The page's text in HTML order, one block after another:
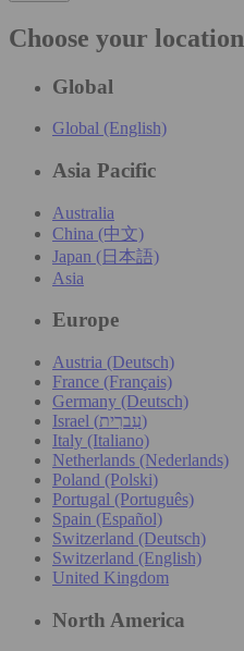
Choose your location
Global
Global (English)
Asia Pacific
Australia
China (中文)
Japan (日本語)
Asia
Europe
Austria (Deutsch)
France (Français)
Germany (Deutsch)
Israel (עִברִית)
Italy (Italiano)
Netherlands (Nederlands)
Poland (Polski)
Portugal (Português)
Spain (Español)
Switzerland (Deutsch)
Switzerland (English)
United Kingdom
North America